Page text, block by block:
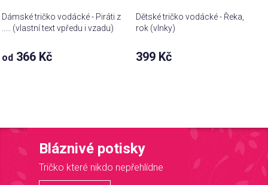
Dámské tričko vodácké - Piráti z
..... (vlastní text vpředu i vzadu)
od 366 Kč
Dětské tričko vodácké - Řeka,
rok (vlnky)
399 Kč
Bláznivé potisky
Tričko které nikdo nepřehlídne